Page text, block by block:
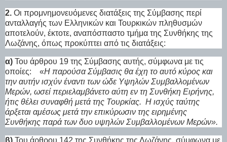
2. Οι προμνημονευόμενες διατάξεις της Σύμβασης περί
ανταλλαγής των Ελληνικών και Τουρκικών πληθυσμών
αποτελούν, έκτοτε, αναπόσπαστο τμήμα της Συνθήκης της
Λωζάνης, όπως προκύπτει από τις διατάξεις:
α) Του άρθρου 19 της Σύμβασης αυτής, σύμφωνα με τις
οποίες:
«Η παρούσα Σύμβασις θα έχη το αυτό κύρος και
την αυτήν ισχύν έναντι των ώδε Υψηλών Συμβαλλομένων
Μερών, ωσεί περιελαμβάνετο αύτη εν τη Συνθήκη Ειρήνης,
ήτις θέλει συναφθή μετά της Τουρκίας. Η ισχύς ταύτης
άρξεται αμέσως μετά την επικύρωσιν της ειρημένης
Συνθήκης παρά των δυο υψηλών Συμβαλλομένων Μερών».